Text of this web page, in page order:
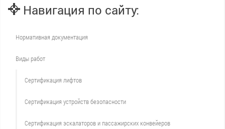
Навигация по сайту:
Нормативная документация
Виды работ
Сертификация лифтов
Сертификация устройств безопасности
Сертификация эскалаторов и пассажирских конвейеров